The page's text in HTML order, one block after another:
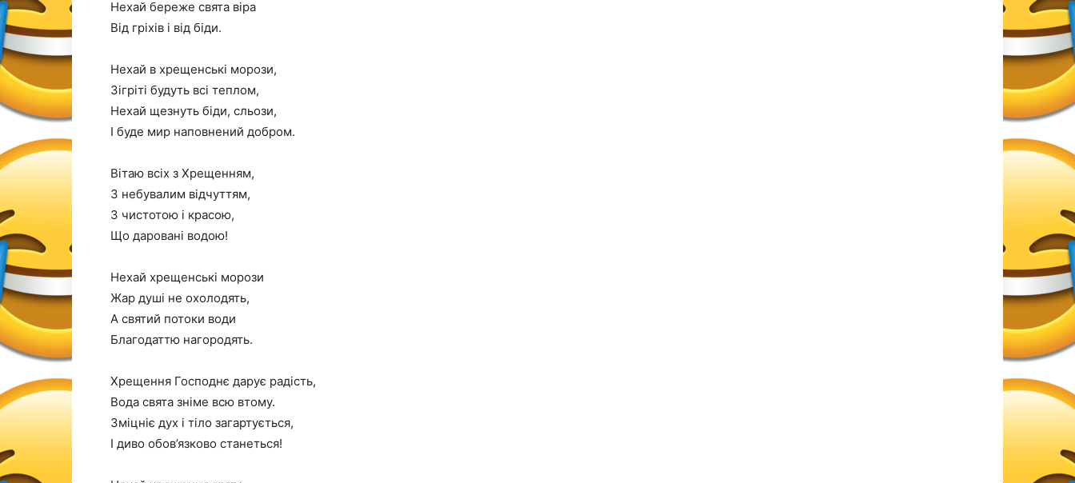
Нехай береже свята віра
Від гріхів і від біди.
Нехай в хрещенські морози,
Зігріті будуть всі теплом,
Нехай щезнуть біди, сльози,
І буде мир наповнений добром.
Вітаю всіх з Хрещенням,
З небувалим відчуттям,
З чистотою і красою,
Що даровані водою!
Нехай хрещенські морози
Жар душі не охолодять,
А святий потоки води
Благодаттю нагородять.
Хрещення Господнє дарує радість,
Вода свята зніме всю втому.
Зміцніє дух і тіло загартується,
І диво обов’язково станеться!